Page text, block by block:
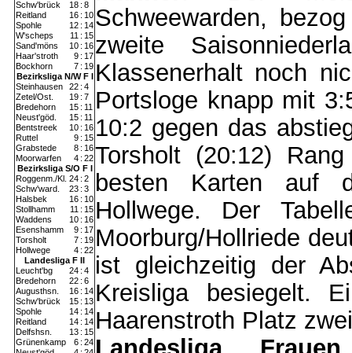
Schw'brück
18 : 8
Reitland
16 : 10
Spohle
12 : 14
W'scheps
11 : 15
Sand'möns
10 : 16
Haar'stroth
9 : 17
Bockhorn
7 : 19
Bezirksliga N/W F I
Steinhausen
22 : 4
Zetel/Ost.
19 : 7
Bredehorn
15 : 11
Neust'göd.
15 : 11
Bentstreek
10 : 16
Ruttel
9 : 15
Grabstede
8 : 16
Moorwarfen
4 : 22
Bezirksliga S/O F I
Roggenm./Kl. 24 : 2
Schw'ward.
23 : 3
Halsbek
16 : 10
Stollhamm
11 : 15
Waddens
10 : 16
Esenshamm
9 : 17
Torsholt
7 : 19
Hollwege
4 : 22
Landesliga F II
Leucht'bg
24 : 4
Bredehorn
22 : 6
Augusthsn.
16 : 14
Schw'brück
15 : 13
Spohle
14 : 14
Reitland
14 : 14
Delfshsn.
13 : 15
Grünenkamp
6 : 24
Schweewarden,
zweite
Klassenerhalt noch
Portsloge knapp mit
10:2 gegen das
Torsholt (20:12)
besten Karten auf
Hollwege. Der
Moorburg/Hollriede
ist gleichzeitig der
Kreisliga besiegelt.
Haarenstroth Platz
Landesliga Frauen